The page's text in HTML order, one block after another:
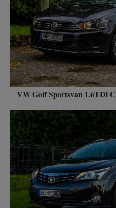
VW Golf Sportsvan 1.6TDi